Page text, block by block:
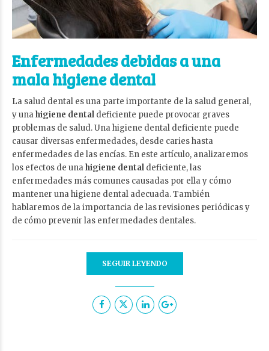
Enfermedades debidas a una
mala higiene dental
La salud dental es una parte importante de la salud general,
y unahigiene dental deficiente puede provocar graves
problemas de salud. Una higiene dental deficiente puede
causar diversas enfermedades, desde caries hasta
enfermedades de las encías. En este artículo, analizaremos
los efectos de unahigiene dental deficiente, las
enfermedades más comunes causadas por ella y cómo
mantener una higiene dental adecuada. También
hablaremos de la importancia de las revisiones periódicas y
de cómo prevenir las enfermedades dentales.
SEGUIR LEYENDO